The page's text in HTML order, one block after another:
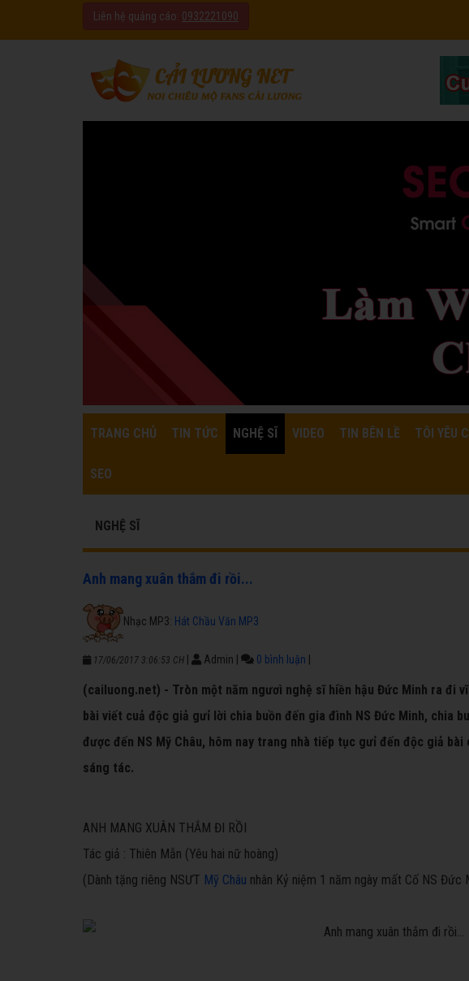
Liên hệ quảng cáo: 0932221090
TRANG CHỦ TIN TỨC NGHỆ SĨ VIDEO TIN BÊN LỀ TÔI YÊU
SEO
NGHỆ SĨ
Anh mang xuân thắm đi rồi...
Nhạc MP3: Hát Chầu Văn MP3
17/06/2017 3:06:53 CH Admin 0 bình luận
(cailuong.net) - Tròn một năm ngươì nghệ sĩ hiền hậu Đức Minh ra đi
bài viết cuả độc giả gưỉ lời chia buồn đến gia đình NS Đức Minh, chia
được đến NS Mỹ Châu, hôm nay trang nhà tiếp tục gưỉ đến độc giả
sáng tác.
ANH MANG XUÂN THẮM ĐI RỒI
Tác giả : Thiên Mẫn (Yêu hai nữ hoàng)
(Dành tặng riêng NSƯT Mỹ Châu nhân Kỷ niệm 1 năm ngày mất Cố NS Đức